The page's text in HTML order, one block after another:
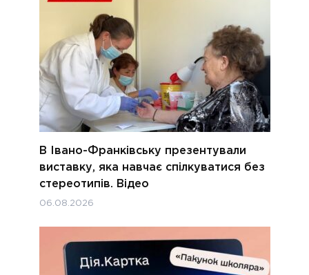
В Івано-Франківську презентували
виставку, яка навчає спілкуватися без
стереотипів. Відео
06.08.2026